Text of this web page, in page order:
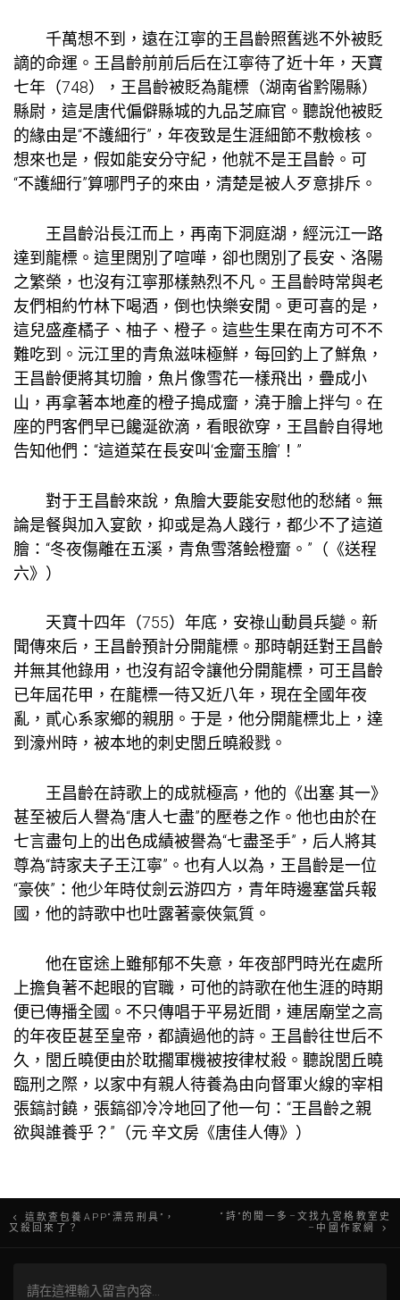
千萬想不到，遠在江寧的王昌齡照舊逃不外被貶
謫的命運。王昌齡前前后后在江寧待了近十年，天寶
七年（748），王昌齡被貶為龍標（湖南省黔陽縣）
縣尉，這是唐代偏僻縣城的九品芝麻官。聽說他被貶
的緣由是“不護細行”，年夜致是生涯細節不敷檢核。
想來也是，假如能安分守紀，他就不是王昌齡。可
“不護細行”算哪門子的來由，清楚是被人歹意排斥。
王昌齡沿長江而上，再南下洞庭湖，經沅江一路
達到龍標。這里闊別了喧嘩，卻也闊別了長安、洛陽
之繁榮，也沒有江寧那樣熱烈不凡。王昌齡時常與老
友們相約竹林下喝酒，倒也快樂安閒。更可喜的是，
這兒盛產橘子、柚子、橙子。這些生果在南方可不不
難吃到。沅江里的青魚滋味極鮮，每回釣上了鮮魚，
王昌齡便將其切膾，魚片像雪花一樣飛出，疊成小
山，再拿著本地產的橙子搗成齏，澆于膾上拌勻。在
座的門客們早已饞涎欲滴，看眼欲穿，王昌齡自得地
告知他們：“這道菜在長安叫‘金齏玉膾’！”
對于王昌齡來說，魚膾大要能安慰他的愁緒。無
論是餐與加入宴飲，抑或是為人踐行，都少不了這道
膾：“冬夜傷離在五溪，青魚雪落鲙橙齏。”（《送程
六》）
天寶十四年（755）年底，安祿山動員兵變。新
聞傳來后，王昌齡預計分開龍標。那時朝廷對王昌齡
并無其他錄用，也沒有詔令讓他分開龍標，可王昌齡
已年屆花甲，在龍標一待又近八年，現在全國年夜
亂，貳心系家鄉的親朋。于是，他分開龍標北上，達
到濠州時，被本地的刺史閭丘曉殺戮。
王昌齡在詩歌上的成就極高，他的《出塞·其一》
甚至被后人譽為“唐人七盡”的壓卷之作。他也由於在
七言盡句上的出色成績被譽為“七盡圣手”，后人將其
尊為“詩家夫子王江寧”。也有人以為，王昌齡是一位
“豪俠”：他少年時仗劍云游四方，青年時邊塞當兵報
國，他的詩歌中也吐露著豪俠氣質。
他在宦途上雖郁郁不失意，年夜部門時光在處所
上擔負著不起眼的官職，可他的詩歌在他生涯的時期
便已傳播全國。不只傳唱于平易近間，連居廟堂之高
的年夜臣甚至皇帝，都讀過他的詩。王昌齡往世后不
久，閭丘曉便由於耽擱軍機被按律杖殺。聽說閭丘曉
臨刑之際，以家中有親人待養為由向督軍火線的宰相
張鎬討饒，張鎬卻冷冷地回了他一句：“王昌齡之親
欲與誰養乎？”（元·辛文房《唐佳人傳》）
文這款查包養APP“漂亮刑具”，
又殺回來了？
“詩”的聞一多–文找九宮格教室史
–中國作家網